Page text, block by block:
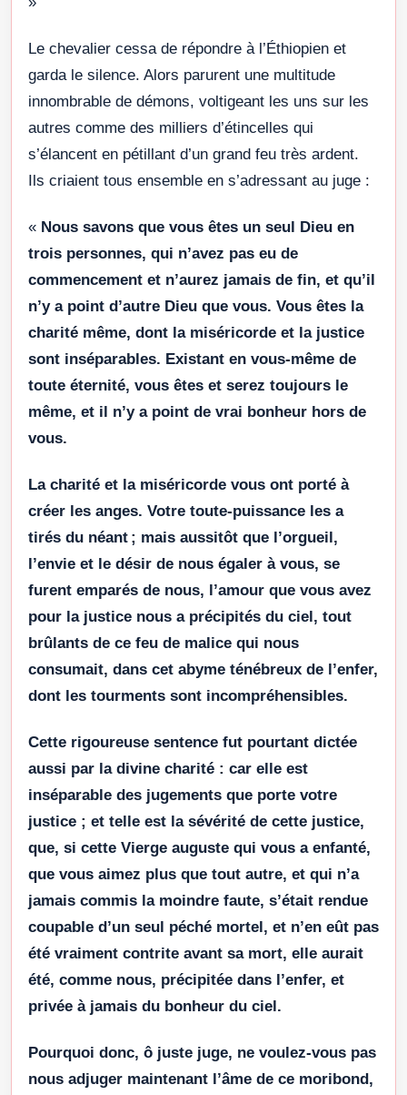
Le chevalier cessa de répondre à l’Éthiopien et
garda le silence. Alors parurent une multitude
innombrable de démons, voltigeant les uns sur les
autres comme des milliers d’étincelles qui
s’élancent en pétillant d’un grand feu très ardent.
Ils criaient tous ensemble en s’adressant au juge :
« Nous savons que vous êtes un seul Dieu en
trois personnes, qui n’avez pas eu de
commencement et n’aurez jamais de fin, et qu’il
n’y a point d’autre Dieu que vous. Vous êtes la
charité même, dont la miséricorde et la justice
sont inséparables. Existant en vous-même de
toute éternité, vous êtes et serez toujours le
même, et il n’y a point de vrai bonheur hors de
vous.
La charité et la miséricorde vous ont porté à
créer les anges. Votre toute-puissance les a
tirés du néant ; mais aussitôt que l’orgueil,
l’envie et le désir de nous égaler à vous, se
furent emparés de nous, l’amour que vous avez
pour la justice nous a précipités du ciel, tout
brûlants de ce feu de malice qui nous
consumait, dans cet abyme ténébreux de l’enfer,
dont les tourments sont incompréhensibles.
Cette rigoureuse sentence fut pourtant dictée
aussi par la divine charité : car elle est
inséparable des jugements que porte votre
justice ; et telle est la sévérité de cette justice,
que, si cette Vierge auguste qui vous a enfanté,
que vous aimez plus que tout autre, et qui n’a
jamais commis la moindre faute, s’était rendue
coupable d’un seul péché mortel, et n’en eût pas
été vraiment contrite avant sa mort, elle aurait
été, comme nous, précipitée dans l’enfer, et
privée à jamais du bonheur du ciel.
Pourquoi donc, ô juste juge, ne voulez-vous pas
nous adjuger maintenant l’âme de ce moribond,